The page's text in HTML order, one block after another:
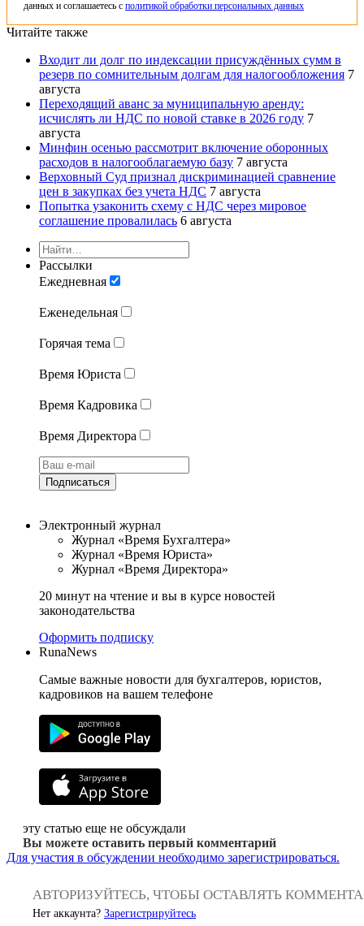
данных и соглашаетесь с политикой обработки персональных данных
Читайте также
Входит ли долг по индексации присуждённых сумм в
резерв по сомнительным долгам для налогообложения 7
августа
Переходящий аванс за муниципальную аренду:
исчислять ли НДС по новой ставке в 2026 году 7
августа
Минфин осенью рассмотрит включение оборонных
расходов в налогооблагаемую базу 7 августа
Верховный Суд признал дискриминацией сравнение
цен в закупках без учета НДС 7 августа
Попытка узаконить схему с НДС через мировое
соглашение провалилась 6 августа
Рассылки
Ежедневная
Еженедельная
Горячая тема
Время Юриста
Время Кадровика
Время Директора
Подписаться
Электронный журнал
Журнал «Время Бухгалтера»
Журнал «Время Юриста»
Журнал «Время Директора»
20 минут на чтение и вы в курсе новостей
законодательства
Оформить подписку
RunaNews
Самые важные новости для бухгалтеров, юристов,
кадровиков на вашем телефоне
эту статью еще не обсуждали
Вы можете оставить первый комментарий
Для участия в обсуждении необходимо зарегистрироваться.
АВТОРИЗУЙТЕСЬ, ЧТОБЫ ОСТАВЛЯТЬ
Нет аккаунта? Зарегистрируйтесь